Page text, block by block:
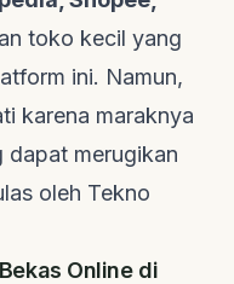
toko kecil yang
ini. Namun,
karena maraknya
dapat merugikan
oleh Tekno
Online di